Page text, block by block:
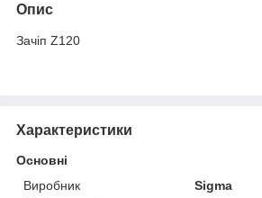
Опис
Зачіп Z120
Характеристики
Основні
Виробник
Sigma